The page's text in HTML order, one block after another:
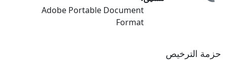
Adobe Portable Document
Format
حزمة الترخيص